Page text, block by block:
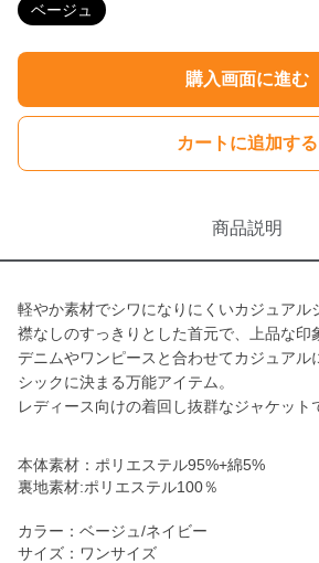
ベージュ
購入画面に進む
カートに追加する
商品説明
軽やか素材でシワになりにくいカジュアル
襟なしのすっきりとした首元で、上品な印
デニムやワンピースと合わせてカジュアル
シックに決まる万能アイテム。
レディース向けの着回し抜群なジャケット
本体素材：ポリエステル95%+綿5%
裏地素材:ポリエステル100％
カラー：ベージュ/ネイビー
サイズ：ワンサイズ